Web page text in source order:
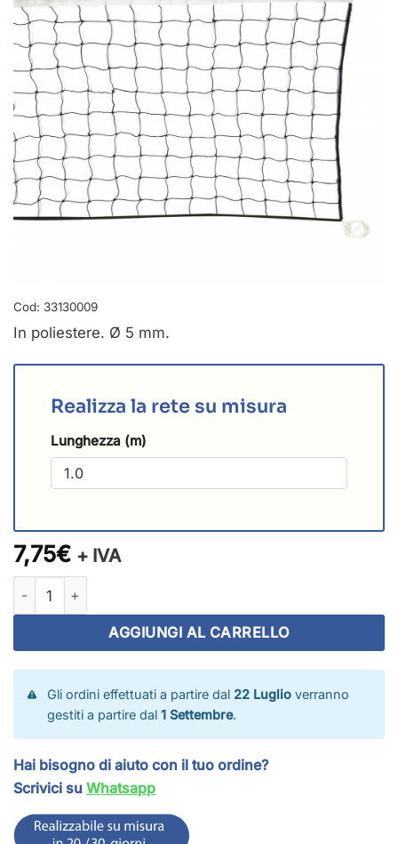
Cod: 33130009
In poliestere. Ø 5 mm.
Realizza la rete su misura
Lunghezza (m)
7,75€ + IVA
Rete da pallavolo su misura quantità
AGGIUNGI AL CARRELLO
Gli ordini effettuati a partire dal 22 Luglio verranno
gestiti a partire dal1 Settembre.
Hai bisogno di aiuto con il tuo ordine?
Scrivici su Whatsapp